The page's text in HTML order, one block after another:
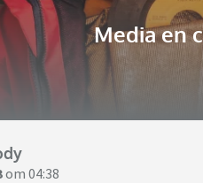
Media en
om 04:38